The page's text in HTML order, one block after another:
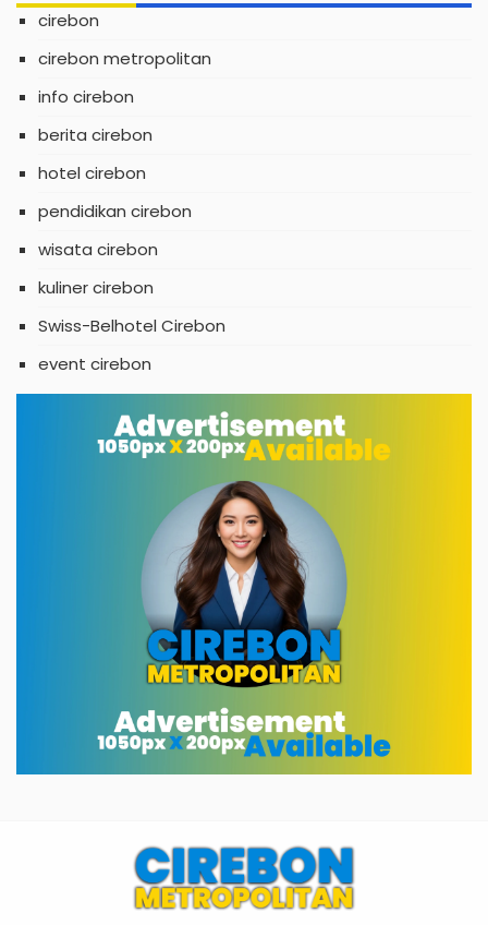
cirebon
cirebon metropolitan
info cirebon
berita cirebon
hotel cirebon
pendidikan cirebon
wisata cirebon
kuliner cirebon
Swiss-Belhotel Cirebon
event cirebon